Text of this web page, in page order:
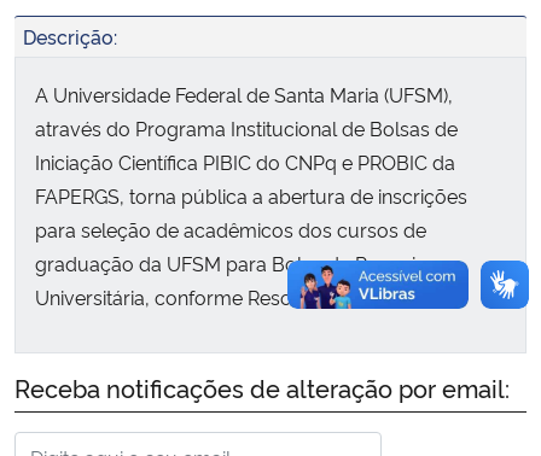
Ministério da Mulher, da Família e dos Direitos Humanos
Secretaria-Geral
Secretaria de Governo
Gabinete de Segurança Institucional
Advocacia-Geral da União
Banco Central do Brasil
Descrição:
A Universidade Federal de Santa Maria (UFSM),
através do Programa Institucional de Bolsas de
Iniciação Científica PIBIC do CNPq e PROBIC da
FAPERGS, torna pública a abertura de inscrições
para seleção de acadêmicos dos cursos de
graduação da UFSM para Bolsa de Pesquisa
Universitária, conforme Resolução 01/2013.
Receba notificações de alteração por email: